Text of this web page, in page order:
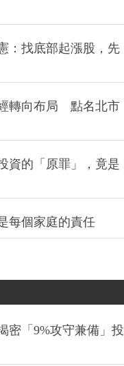
：找底部起漲股，先
轉向布局 點名北市
資的「原罪」，竟是
每個家庭的責任
密「9%攻守兼備」投